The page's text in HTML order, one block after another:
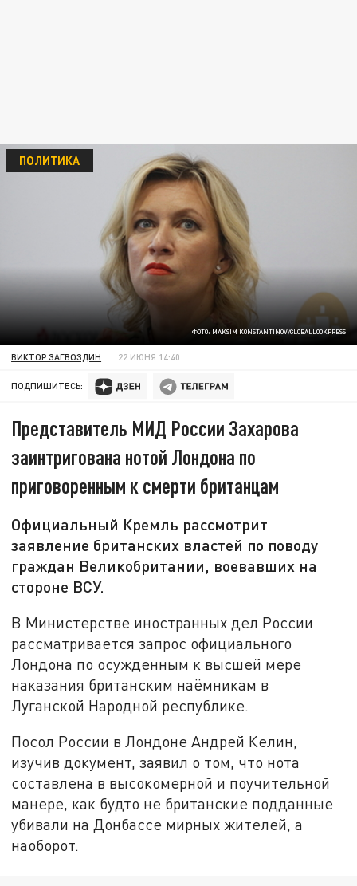
ФОТО: MAKSIM KONSTANTINOV/GLOBALLOOKPRESS
ПОЛИТИКА
ВИКТОР ЗАГВОЗДИН 22 ИЮНЯ 14:40
ПОДПИШИТЕСЬ:
Представитель МИД России Захарова
заинтригована нотой Лондона по
приговоренным к смерти британцам
Официальный Кремль рассмотрит
заявление британских властей по поводу
граждан Великобритании, воевавших на
стороне ВСУ.
В Министерстве иностранных дел России
рассматривается запрос официального
Лондона по осужденным к высшей мере
наказания британским наёмникам в
Луганской Народной республике.
Посол России в Лондоне Андрей Келин,
изучив документ, заявил о том, что нота
составлена в высокомерной и поучительной
манере, как будто не британские подданные
убивали на Донбассе мирных жителей, а
наоборот.